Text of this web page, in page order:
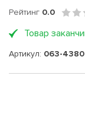
Рейтинг 0.0
Товар
Артикул: 063-4380